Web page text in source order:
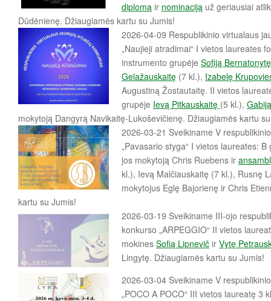
diplomą ir nominaciją už geriausiai
Dūdėnienę. Džiaugiamės kartu su Jumis!
2026-04-09 Respublikinio virtualaus
„Naujieji atradimai“ I vietos laureates
instrumento grupėje Sofiją
Gelažauskaitę (7 kl.), Izabelę
Augustiną Žostautaitę. II vietos
grupėje Ievą Pitkauskaitę (5 kl.),
mokytoją Dangyrą Navikaitę-Lukoševičienę. Džiaugiamės kartu
2026-03-21 Sveikiname V
„Pavasario styga“ I vietos laureates:
jos mokytoją Chris Ruebens ir
kl.), Ievą Malčiauskaitę (7 kl.), Rusnę
mokytojus Eglę Bajorienę ir Chris
kartu su Jumis!
2026-03-19 Sveikiname III-ojo
konkurso „ARPEGGIO“ II vietos
mokines Sofią Lipnevič ir Vytę
Lingytę. Džiaugiamės kartu su Jumis!
2026-03-04 Sveikiname V
„POCO A POCO“ III vietos laureatę 3